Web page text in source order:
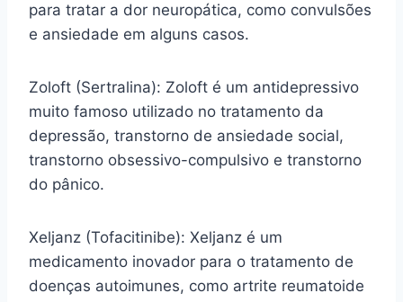
para tratar a dor neuropática, como convulsões
e ansiedade em alguns casos.
Zoloft (Sertralina): Zoloft é um antidepressivo
muito famoso utilizado no tratamento da
depressão, transtorno de ansiedade social,
transtorno obsessivo-compulsivo e transtorno
do pânico.
Xeljanz (Tofacitinibe): Xeljanz é um
medicamento inovador para o tratamento de
doenças autoimunes, como artrite reumatoide